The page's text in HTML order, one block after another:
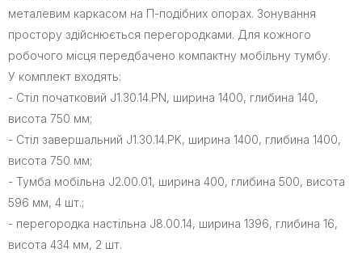
металевим каркасом на П-подібних опорах. Зонування
простору здійснюється перегородками. Для кожного
робочого місця передбачено компактну мобільну тумбу.
У комплект входять:
- Стіл початковий J1.30.14.PN, ширина 1400, глибина 140,
висота 750 мм;
- Стіл завершальний J1.30.14.PK, ширина 1400, глибина 1400,
висота 750 мм;
- Тумба мобільна J2.00.01, ширина 400, глибина 500, висота
596 мм, 4 шт.;
- перегородка настільна J8.00.14, ширина 1396, глибина 16,
висота 434 мм, 2 шт.